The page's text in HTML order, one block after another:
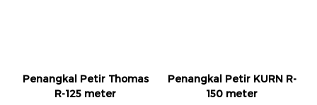
Penangkal Petir Thomas
R-125 meter
Penangkal Petir KURN R-
150 meter